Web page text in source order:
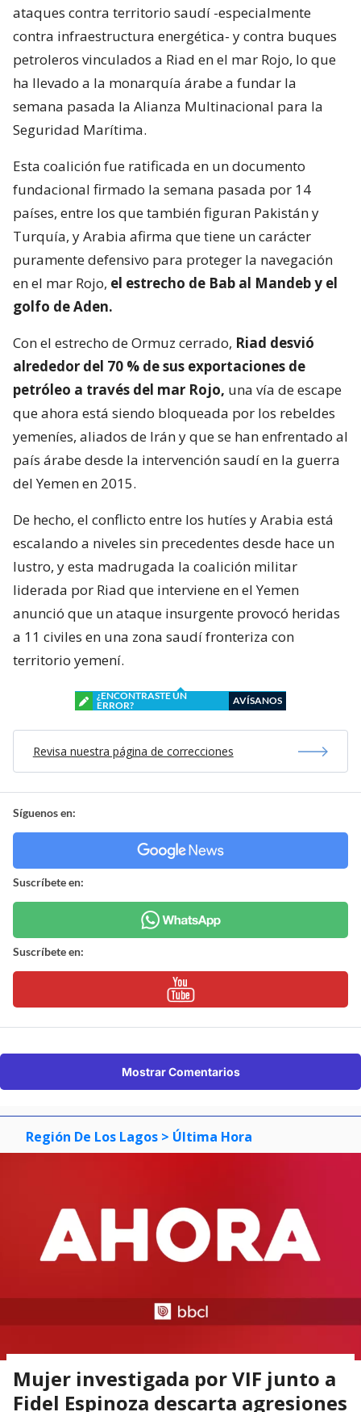
ataques contra territorio saudí -especialmente
contra infraestructura energética- y contra buques
petroleros vinculados a Riad en el mar Rojo, lo que
ha llevado a la monarquía árabe a fundar la
semana pasada la Alianza Multinacional para la
Seguridad Marítima.
Esta coalición fue ratificada en un documento
fundacional firmado la semana pasada por 14
países, entre los que también figuran Pakistán y
Turquía, y Arabia afirma que tiene un carácter
puramente defensivo para proteger la navegación
en el mar Rojo, el estrecho de Bab al Mandeb y el
golfo de Aden.
Con el estrecho de Ormuz cerrado, Riad desvió
alrededor del 70 % de sus exportaciones de
petróleo a través del mar Rojo, una vía de escape
que ahora está siendo bloqueada por los rebeldes
yemeníes, aliados de Irán y que se han enfrentado al
país árabe desde la intervención saudí en la guerra
del Yemen en 2015.
De hecho, el conflicto entre los hutíes y Arabia está
escalando a niveles sin precedentes desde hace un
lustro, y esta madrugada la coalición militar
liderada por Riad que interviene en el Yemen
anunció que un ataque insurgente provocó heridas
a 11 civiles en una zona saudí fronteriza con
territorio yemení.
¿ENCONTRASTE UN
ERROR?
AVÍSANOS
Revisa nuestra página de correcciones
Síguenos en:
Suscríbete en:
Suscríbete en:
Mostrar Comentarios
Región De Los Lagos > Última Hora
Mujer investigada por VIF junto a
Fidel Espinoza descarta agresiones